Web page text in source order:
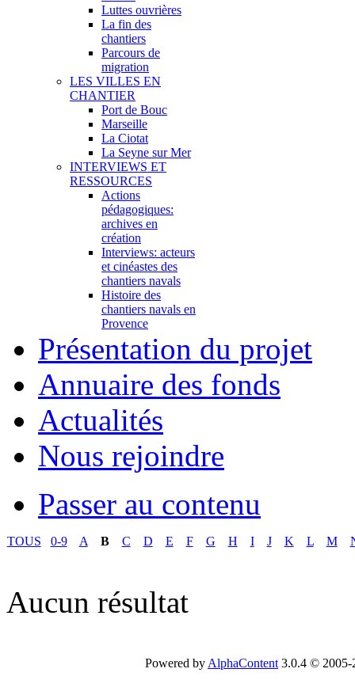
Luttes ouvrières
La fin des
chantiers
Parcours de
migration
LES VILLES EN
CHANTIER
Port de Bouc
Marseille
La Ciotat
La Seyne sur Mer
INTERVIEWS ET
RESSOURCES
Actions
pédagogiques:
archives en
création
Interviews: acteurs
et cinéastes des
chantiers navals
Histoire des
chantiers navals en
Provence
Présentation du projet
Annuaire des fonds
Actualités
Nous rejoindre
Passer au contenu
TOUS 0-9 A B C D E F G H I J K L M
Aucun résultat
Powered by AlphaContent 3.0.4 © 2005-